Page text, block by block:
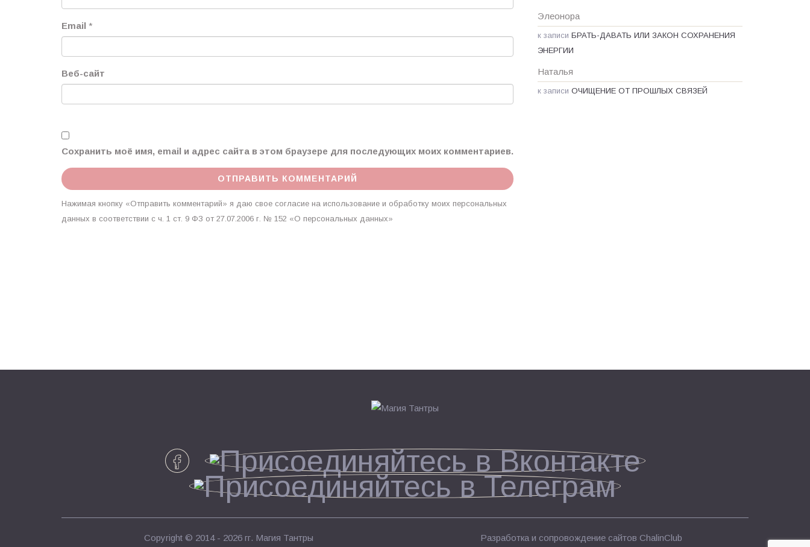
Email *
Веб-сайт
Сохранить моё имя, email и адрес сайта в этом браузере для последующих моих комментариев.
Нажимая кнопку «Отправить комментарий» я даю свое согласие на использование и обработку моих персональных
данных в соответствии с ч. 1 ст. 9 ФЗ от 27.07.2006 г. № 152 «О персональных данных»
Элеонора
к записи БРАТЬ-ДАВАТЬ ИЛИ ЗАКОН СОХРАНЕНИЯ
ЭНЕРГИИ
Наталья
к записи ОЧИЩЕНИЕ ОТ ПРОШЛЫХ СВЯЗЕЙ
Copyright © 2014 - 2026 гг. Магия Тантры Разработка и сопровождение сайтов ChalinClub